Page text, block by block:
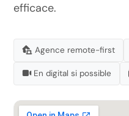
efficace.
Agence remote-first
En digital si possible